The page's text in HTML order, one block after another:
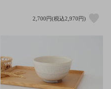
2,700円(税込2,970円)